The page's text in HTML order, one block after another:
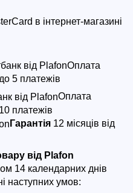
Оплата
5 платежів
Оплата
платежів
Гарантія 12 місяців від
14 календарних днів
наступних умов: